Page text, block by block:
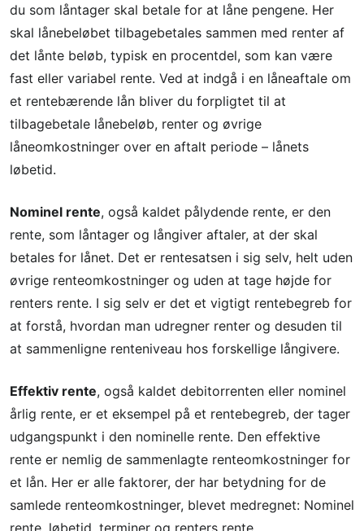
du som låntager skal betale for at låne pengene. Her
skal lånebeløbet tilbagebetales sammen med renter af
det lånte beløb, typisk en procentdel, som kan være
fast eller variabel rente. Ved at indgå i en låneaftale om
et rentebærende lån bliver du forpligtet til at
tilbagebetale lånebeløb, renter og øvrige
låneomkostninger over en aftalt periode – lånets
løbetid.
Nominel rente, også kaldet pålydende rente, er den
rente, som låntager og långiver aftaler, at der skal
betales for lånet. Det er rentesatsen i sig selv, helt uden
øvrige renteomkostninger og uden at tage højde for
renters rente. I sig selv er det et vigtigt rentebegreb for
at forstå, hvordan man udregner renter og desuden til
at sammenligne renteniveau hos forskellige långivere.
Effektiv rente, også kaldet debitorrenten eller nominel
årlig rente, er et eksempel på et rentebegreb, der tager
udgangspunkt i den nominelle rente. Den effektive
rente er nemlig de sammenlagte renteomkostninger for
et lån. Her er alle faktorer, der har betydning for de
samlede renteomkostninger, blevet medregnet: Nominel
rente, løbetid, terminer og renters rente.